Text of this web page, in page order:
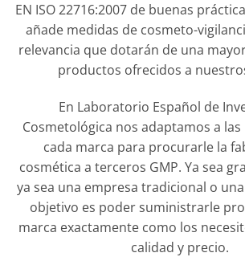
EN ISO 22716:2007 de buenas
añade medidas de cosmeto-
relevancia que dotarán de una
productos ofrecidos a
En Laboratorio Español de
Cosmetológica nos adaptamos a
cada marca para procurarle la
cosmética a terceros GMP. Ya sea
ya sea una empresa tradicional o
objetivo es poder suministrarle
marca exactamente como los
calidad y precio.